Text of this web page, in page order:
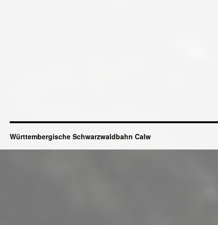
Württembergische Schwarzwaldbahn Calw